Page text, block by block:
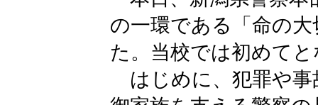
の一環である「命の
た。当校では初めて
はじめに、犯罪や事